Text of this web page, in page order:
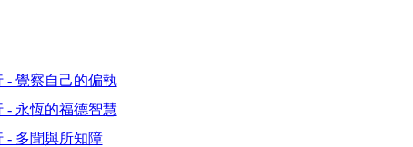
- 覺察自己的偏執
- 永恆的福德智慧
- 多聞與所知障